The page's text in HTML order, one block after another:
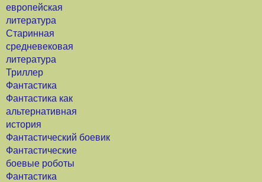
европейская
литература
Старинная
средневековая
литература
Триллер
Фантастика
Фантастика как
альтернативная
история
Фантастический боевик
Фантастические
боевые роботы
Фантастика